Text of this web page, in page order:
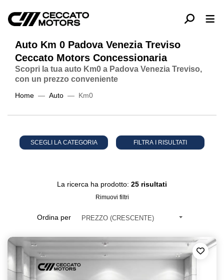
Auto Km 0 Padova Venezia Treviso
Ceccato Motors Concessionaria
Scopri la tua auto Km0 a Padova Venezia Treviso,
con un prezzo conveniente
Home Auto Km0
SCEGLI LA CATEGORIA FILTRA I RISULTATI
La ricerca ha prodotto: 25 risultati
Rimuovi filtri
Ordina per PREZZO (CRESCENTE)